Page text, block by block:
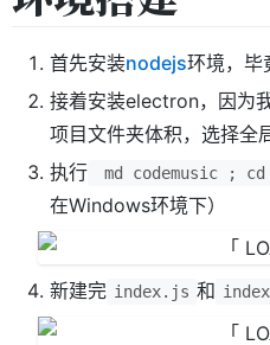
首先安装nodejs环境，毕
接着安装electron，因为
项目文件夹体积，选择全
执行 md codemusic ;
在Windows环境下）
新建完 index.js 和